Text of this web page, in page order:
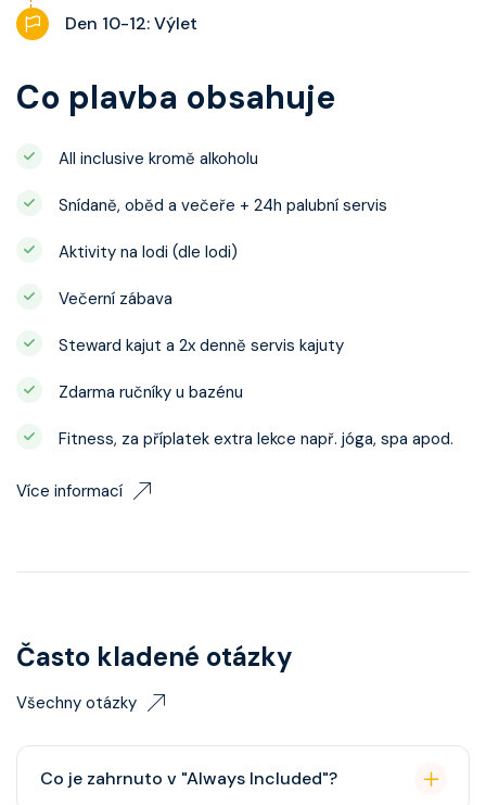
Den 10-12: Výlet
Co plavba obsahuje
All inclusive kromě alkoholu
Snídaně, oběd a večeře + 24h palubní servis
Aktivity na lodi (dle lodi)
Večerní zábava
Steward kajut a 2x denně servis kajuty
Zdarma ručníky u bazénu
Fitness, za příplatek extra lekce např. jóga, spa apod.
Více informací
Často kladené otázky
Všechny otázky
Co je zahrnuto v "Always Included"?